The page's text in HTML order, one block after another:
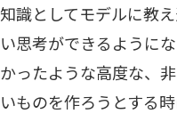
知識としてモデルに教
い思考ができるように
かったような高度な、
いものを作ろうとする